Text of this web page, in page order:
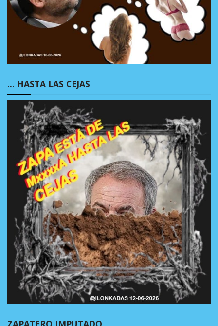
… HASTA LAS CEJAS
ZAPATERO IMPUTADO